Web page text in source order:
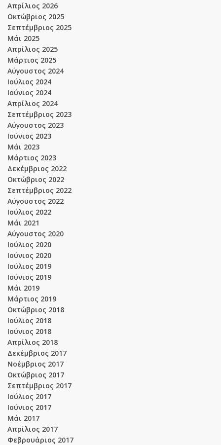
Απρίλιος 2026
Οκτώβριος 2025
Σεπτέμβριος 2025
Μάι 2025
Απρίλιος 2025
Μάρτιος 2025
Αύγουστος 2024
Ιούλιος 2024
Ιούνιος 2024
Απρίλιος 2024
Σεπτέμβριος 2023
Αύγουστος 2023
Ιούνιος 2023
Μάι 2023
Μάρτιος 2023
Δεκέμβριος 2022
Οκτώβριος 2022
Σεπτέμβριος 2022
Αύγουστος 2022
Ιούλιος 2022
Μάι 2021
Αύγουστος 2020
Ιούλιος 2020
Ιούνιος 2020
Ιούλιος 2019
Ιούνιος 2019
Μάι 2019
Μάρτιος 2019
Οκτώβριος 2018
Ιούλιος 2018
Ιούνιος 2018
Απρίλιος 2018
Δεκέμβριος 2017
Νοέμβριος 2017
Οκτώβριος 2017
Σεπτέμβριος 2017
Ιούλιος 2017
Ιούνιος 2017
Μάι 2017
Απρίλιος 2017
Φεβρουάριος 2017